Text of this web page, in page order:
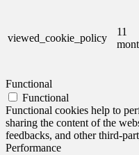
viewed_cookie_policy
11
Functional
Functional
Functional cookies help to
sharing the content of the
feedbacks, and other third-
Performance